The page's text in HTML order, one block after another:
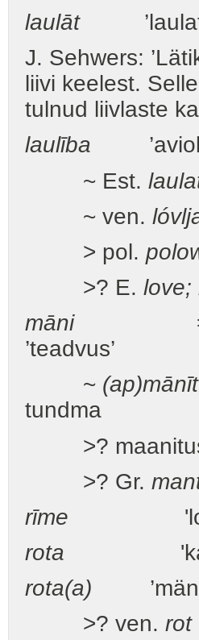
laulāt
J. Sehwers:
liivi keelest.
tulnud liivlaste
laulība
~ Est.
~ ven.
> pol.
>? E. love;
māni=
’teadvus’
~ (ap)mānīt
tundma
>?
>? Gr.
rīme 'lorilaul'
rota
rota(a)
>? ven. rot